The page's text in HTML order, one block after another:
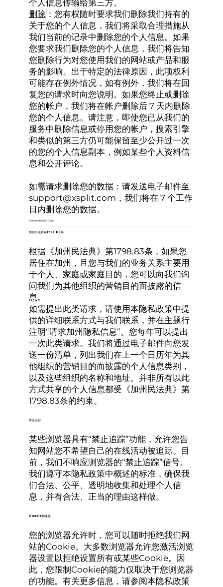
个人信息传输给第三方。
删除 ：您有权随时要求我们删除我们持有的
关于您的个人信息，我们将采取合理措施从
我们当前的记录中删除您的个人信息。如果
您要求我们删除您的个人信息，我们将告知
您删除行为对您使用我们的网站或产品和服
务的影响。出于特定的法律原因，此项权利
可能存在例外情况，如有例外，我们将在回
复您的请求时向您说明。如果您终止或删除
您的帐户，我们将在帐户删除后 7 天内删除
您的个人信息。请注意，即使您已从我们的
服务中删除信息或停用您的帐户，搜索引擎
和类似的第三方仍可能保留至少公开过一次
的您的个人信息副本，例如某些个人资料信
息和公开评论。
如需请求删除您的数据：请发送电子邮件至
support@xsplit.com ，我们将在 7 个工作
日内删除您的数据。
加州合规性附加披露（美国）
加州民法典第1798.83条
根据《加州民法典》第1798.83条，如果您
居住在加州，且您与我们的业务关系主要用
于个人、家庭或家庭目的，您可以向我们询
问我们为其他组织的营销目的而披露的信
息。
如需提出此类请求，请使用本隐私政策中提
供的详细联系方式与我们联系，并在主题行
注明“请求加州隐私信息”。您每年可以提出
一次此类请求。我们将通过电子邮件向您发
送一份清单，列出我们在上一个日历年为其
他组织的营销目的而披露的个人信息类别，
以及这些组织的名称和地址。并非所有以此
方式共享的个人信息都受《加州民法典》第
1798.83条的约束。
禁止追踪
某些浏览器具有“禁止追踪”功能，允许您告
知网站您不希望自己的在线活动被追踪。目
前，我们不响应浏览器的“禁止追踪”信号。
我们遵守本隐私政策中概述的标准，确保我
们合法、公平、透明地收集和处理个人信
息，并有合法、正当的理由这样做。
Cookie和像素
您的浏览器允许时，您可以随时拒绝我们网
站的Cookie。大多数浏览器允许您激活浏览
器设置以拒绝设置所有或某些Cookie。因
此，您限制Cookie的能力仅取决于您浏览器
的功能。有关更多信息，请参阅本隐私政策